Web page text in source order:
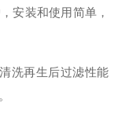
安装和使用简单，
洗再生后过滤性能